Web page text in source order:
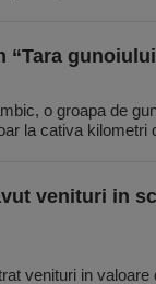
o groapa de
la cativa kilometri
venituri in
venituri in